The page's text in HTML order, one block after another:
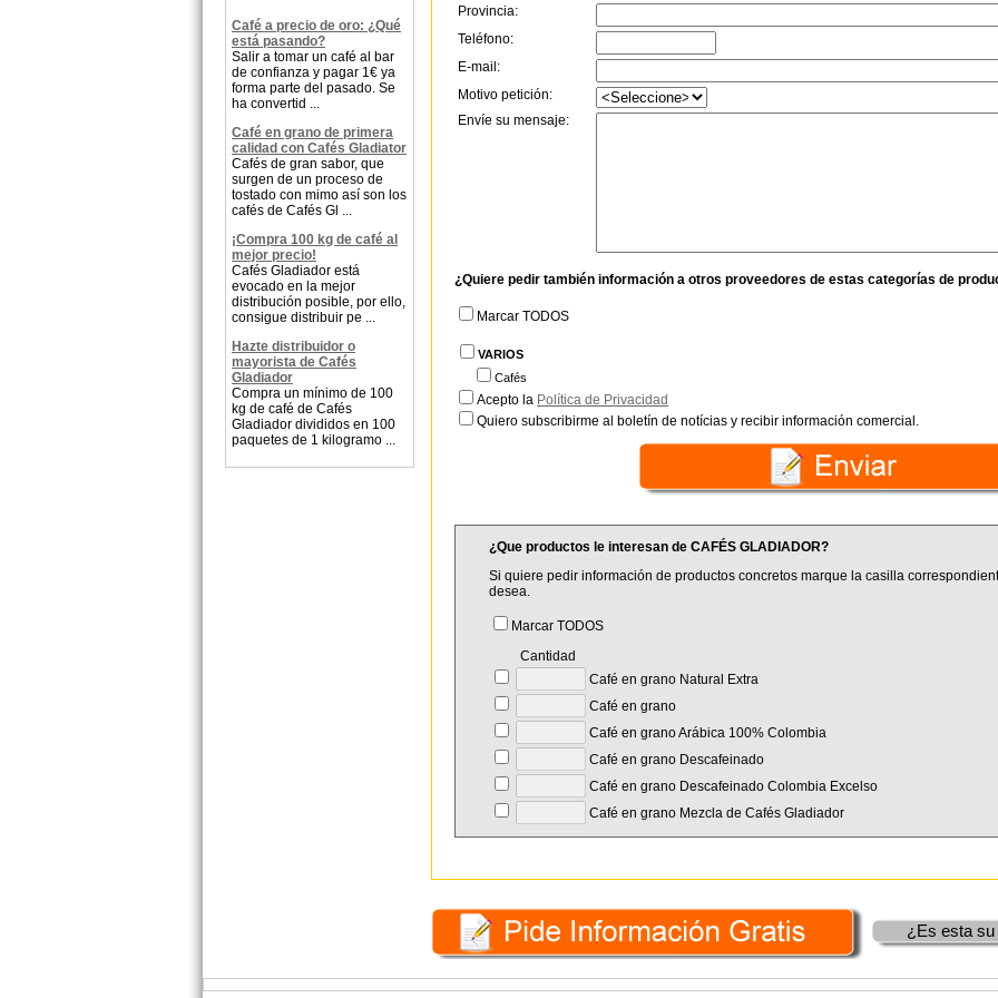
Café a precio de oro: ¿Qué
está pasando?
Salir a tomar un café al bar
de confianza y pagar 1€ ya
forma parte del pasado. Se
ha convertid ...
Café en grano de primera
calidad con Cafés Gladiator
Cafés de gran sabor, que
surgen de un proceso de
tostado con mimo así son los
cafés de Cafés Gl ...
¡Compra 100 kg de café al
mejor precio!
Cafés Gladiador está
evocado en la mejor
distribución posible, por ello,
consigue distribuir pe ...
Hazte distribuidor o
mayorista de Cafés
Gladiador
Compra un mínimo de 100
kg de café de Cafés
Gladiador divididos en 100
paquetes de 1 kilogramo ...
Provincia:
Teléfono:
E-mail:
Motivo petición:
Envíe su mensaje:
¿Quiere pedir también información a otros proveedores de estas categorías de
Marcar TODOS
VARIOS
Cafés
Acepto la Política de Privacidad
Quiero subscribirme al boletín de notícias y recibir información comercial.
¿Que productos le interesan de CAFÉS GLADIADOR?
Si quiere pedir información de productos concretos marque la casilla
desea.
Marcar TODOS
Cantidad
Café en grano Natural Extra
Café en grano
Café en grano Arábica 100% Colombia
Café en grano Descafeinado
Café en grano Descafeinado Colombia Excelso
Café en grano Mezcla de Cafés Gladiador
¿Es esta